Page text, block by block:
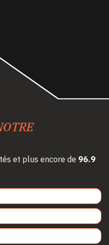
et plus encore de 96.9